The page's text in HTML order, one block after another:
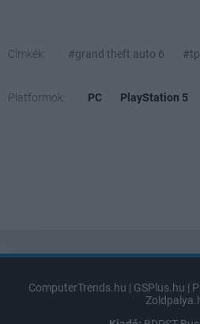
Címkék: #grand theft auto 6
Platformok: PC PlayStation 5
ComputerTrends.hu | GSPlus.hu |